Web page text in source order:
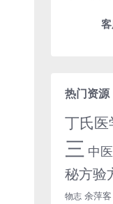
客服
热门资源
丁氏医
三 中
秘方验
物志 余萍客